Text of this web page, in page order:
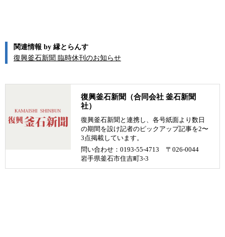
関連情報 by 縁とらんす
復興釜石新聞 臨時休刊のお知らせ
復興釜石新聞（合同会社 釜石新聞
社）
復興釜石新聞と連携し、各号紙面より数日
の期間を設け記者のピックアップ記事を2〜
3点掲載しています。
問い合わせ：0193-55-4713 〒026-0044
岩手県釜石市住吉町3-3